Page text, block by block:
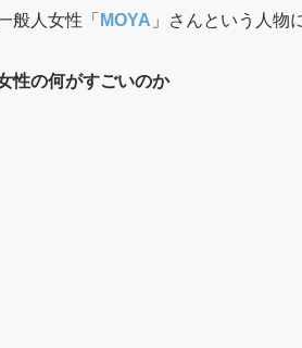
般人女性「 MOYA 」さんという人物
性の何がすごいのか